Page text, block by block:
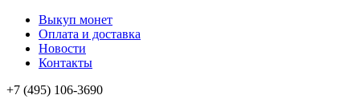
Выкуп монет
Оплата и доставка
Новости
Контакты
+7 (495) 106-3690